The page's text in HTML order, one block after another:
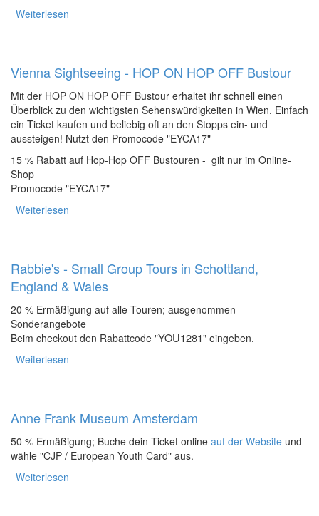
Weiterlesen
Vienna Sightseeing - HOP ON HOP OFF Bustour
Mit der HOP ON HOP OFF Bustour erhaltet ihr schnell einen
Überblick zu den wichtigsten Sehenswürdigkeiten in Wien. Einfach
ein Ticket kaufen und beliebig oft an den Stopps ein- und
aussteigen! Nutzt den Promocode "EYCA17"
15 % Rabatt auf Hop-Hop OFF Bustouren - gilt nur im Online-
Shop
Promocode "EYCA17"
Weiterlesen
Rabbie's - Small Group Tours in Schottland,
England & Wales
20 % Ermäßigung auf alle Touren; ausgenommen
Sonderangebote
Beim checkout den Rabattcode "YOU1281" eingeben.
Weiterlesen
Anne Frank Museum Amsterdam
50 % Ermäßigung; Buche dein Ticket online auf der Website und
wähle "CJP / European Youth Card" aus.
Weiterlesen